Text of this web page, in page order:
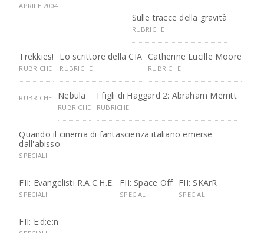
APRILE 2004
Sulle tracce della gravità
RUBRICHE
Trekkies!
RUBRICHE
Lo scrittore della CIA
RUBRICHE
Catherine Lucille Moore
RUBRICHE
RUBRICHE Nebula
RUBRICHE
I figli di Haggard 2: Abraham Merritt
RUBRICHE
Quando il cinema di fantascienza italiano emerse
dall'abisso
SPECIALI
FII: Evangelisti R.A.C.H.E.
SPECIALI
FII: Space Off
SPECIALI
FII: SKArR
SPECIALI
FII: E:d:e:n